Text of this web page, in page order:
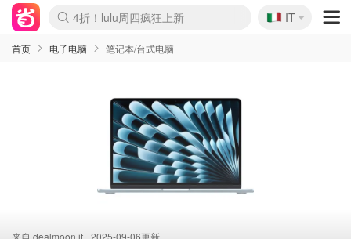
Boticinal 夏促开抢！
4折！lulu周四疯狂上新
速领！Stanley独家85折
Zalando 奥莱闪促！每日更新
🇮🇹
IT
首页 电子电脑 笔记本/台式电脑
来自 dealmoon.it 2025-09-06更新